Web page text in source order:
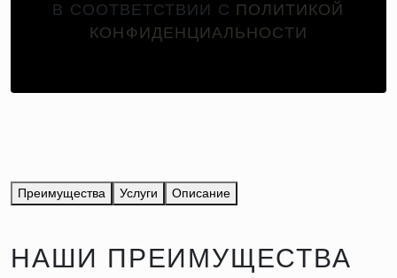
В СООТВЕТСТВИИ С ПОЛИТИКОЙ
КОНФИДЕНЦИАЛЬНОСТИ
Преимущества Услуги Описание
НАШИ ПРЕИМУЩЕСТВА